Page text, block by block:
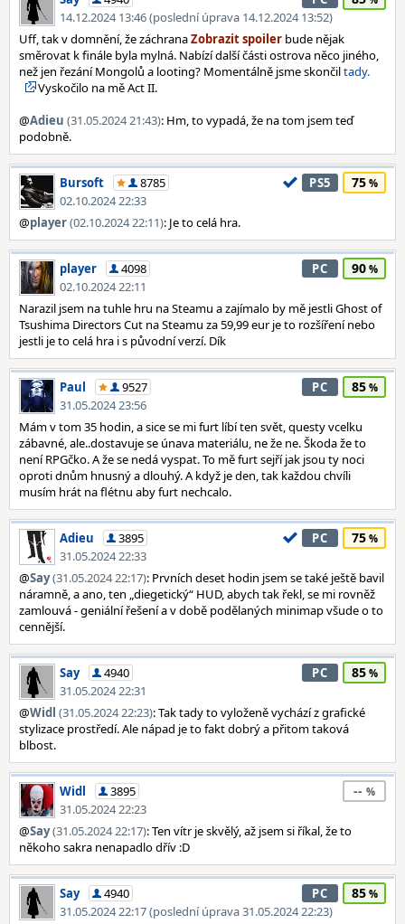
14.12.2024 13:46 (poslední úprava 14.12.2024 13:52)
Uff, tak v domnění, že záchrana
bude nějak
směrovat k finále byla mylná. Nabízí další části ostrova něco jiného,
než jen řezání Mongolů a looting? Momentálně jsme skončiltady.
Vyskočilo na mě Act II.
@Adieu (31.05.2024 21:43): Hm, to vypadá, že na tom jsem teď
podobně.
Bursoft
8785
02.10.2024 22:33
PS5 75
@player(02.10.2024 22:11): Je to celá hra.
player
4098
02.10.2024 22:11
PC 90
Narazil jsem na tuhle hru na Steamu a zajímalo by mě jestli Ghost of
Tsushima Directors Cut na Steamu za 59,99 eur je to rozšíření nebo
jestli je to celá hra i s původní verzí. Dík
Paul
9527
31.05.2024 23:56
PC 85
Mám v tom 35 hodin, a sice se mi furt líbí ten svět, questy vcelku
zábavné, ale..dostavuje se únava materiálu, ne že ne. Škoda že to
není RPGčko. A že se nedá vyspat. To mě furt sejří jak jsou ty noci
oproti dnům hnusný a dlouhý. A když je den, tak každou chvíli
musím hrát na flétnu aby furt nechcalo.
Adieu
3895
31.05.2024 22:33
PC 75
@Say(31.05.2024 22:17): Prvních deset hodin jsem se také ještě bavil
náramně, a ano, ten „diegetický“ HUD, abych tak řekl, se mi rovněž
zamlouvá - geniální řešení a v době podělaných minimap všude o to
cennější.
Say
4940
31.05.2024 22:31
PC 85
@Widl (31.05.2024 22:23): Tak tady to vyloženě vychází z grafické
stylizace prostředí. Ale nápad je to fakt dobrý a přitom taková
blbost.
Widl
3895
31.05.2024 22:23
--
@Say(31.05.2024 22:17): Ten vítr je skvělý, až jsem si říkal, že to
někoho sakra nenapadlo dřív :D
Say
4940
31.05.2024 22:17 (poslední úprava 31.05.2024 22:23)
PC 85